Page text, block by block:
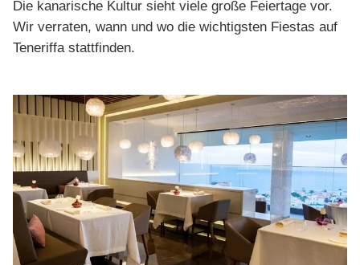
Die kanarische Kultur sieht viele große Feiertage vor.
Wir verraten, wann und wo die wichtigsten Fiestas auf
Teneriffa stattfinden.